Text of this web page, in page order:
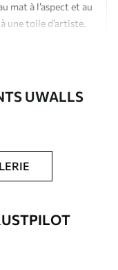
mat à l’aspect et au
une toile d’artiste.
un vernis
la durabilité
UWALLS